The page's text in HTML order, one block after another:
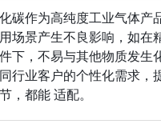
碳作为高纯度工业气体
场景产生不良影响，如
下，不易与其他物质发
行业客户的个性化需求
，都能 适配。